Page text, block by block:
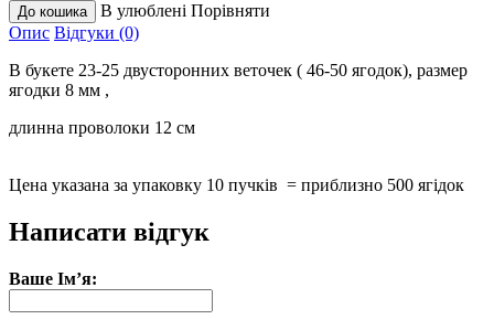
В улюблені Порівняти
Опис Відгуки (0)
В букете 23-25 двусторонних веточек ( 46-50 ягодок), размер
ягодки 8 мм ,
длинна проволоки 12 см
Цена указана за упаковку 10 пучків = приблизно 500 ягідок
Написати відгук
Ваше Ім’я: